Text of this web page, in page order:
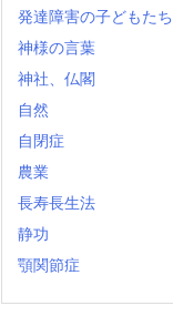
発達障害の子どもたち
神様の言葉
神社、仏閣
自然
自閉症
農業
長寿長生法
静功
顎関節症